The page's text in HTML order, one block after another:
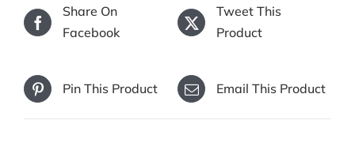
Share On
Facebook
Tweet This
Product
Pin This Product Email This Product